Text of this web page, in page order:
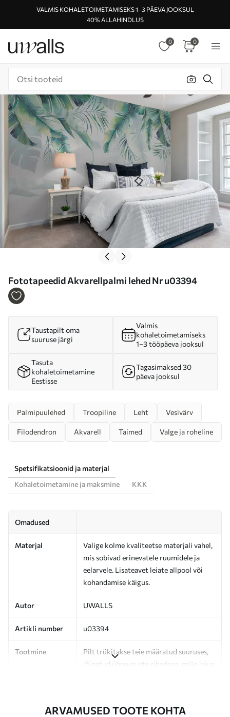
VALMIS KOHALETOIMETAMISEKS 1–3 PÄEVA JOOKSUL
40% ALLAHINDLUS
0 0
Fototapeedid Akvarellpalmi lehed Nr u03394
Taustapilt oma
suuruse järgi
Valmis
kohaletoimetamiseks
1–3 tööpäeva jooksul
Tasuta
kohaletoimetamine
Eestisse
Tagasimaksed 30
päeva jooksul
Palmipuulehed Troopiline Leht Vesivärv
Filodendron Akvarell Taimed Valge ja roheline
Spetsifikatsioonid ja materjal
Kohaletoimetamine ja maksmine
KKK
Omadused
Materjal
Valige kolme kvaliteetse materjali vahel,
mis sobivad erinevatele ruumidele ja
eelarvele. Lisateavet leiate allpool või
kohandamise käigus.
Autor UWALLS
Artikli number u03394
Tootmine
Pilt trükitakse teie määratud suuruses,
lõigatud ühesuguste ribadena, mille laius
ARVAMUSED TOOTE KOHTA